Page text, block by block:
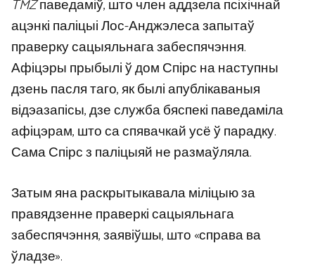
TMZпаведаміў, што член аддзела псіхічнай
ацэнкі паліцыі Лос-Анджэлеса запытаў
праверку сацыяльнага забеспячэння.
Афіцэры прыбылі ў дом Спірс на наступны
дзень пасля таго, як былі апублікаваныя
відэазапісы, дзе служба бяспекі паведаміла
афіцэрам, што са спявачкай усё ў парадку.
Сама Спірс з паліцыяй не размаўляла.
Затым яна раскрытыкавала міліцыю за
правядзенне праверкі сацыяльнага
забеспячэння, заявіўшы, што «справа ва
ўладзе».